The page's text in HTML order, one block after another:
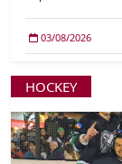
03/08/2026
HOCKEY